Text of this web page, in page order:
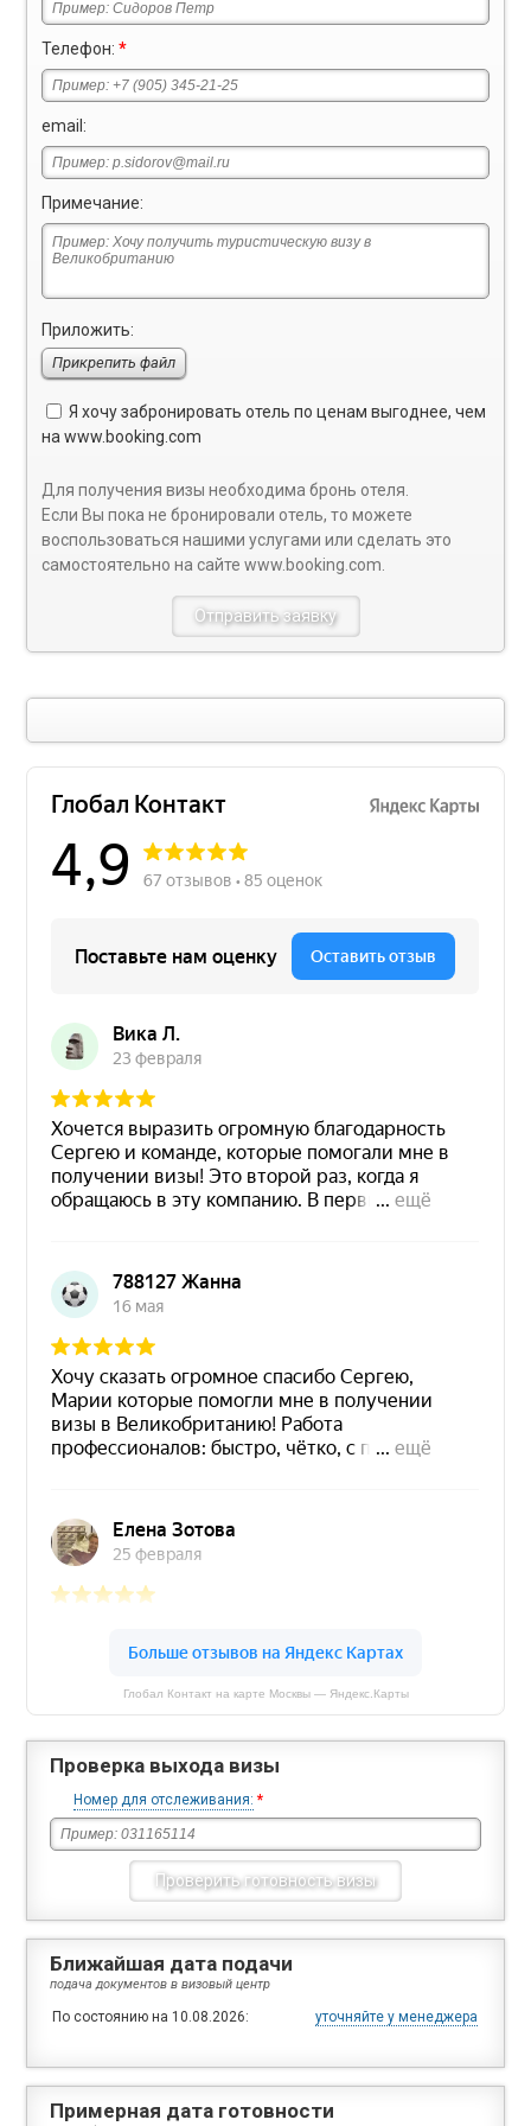
Телефон:*
email:
Примечание:
Приложить:
Прикрепить файл
Я хочу забронировать отель по ценам выгоднее, чем
наwww.booking.com
Для получения визы необходима бронь отеля.
Если Вы пока не бронировали отель, то можете
воспользоваться нашими услугами или сделать это
самостоятельно на сайтеwww.booking.com
Глобал Контакт на карте Москвы — Яндекс.Карты
Проверка выхода визы
Номер для отслеживания: *
Ближайшая дата подачи
подача документов в визовый центр
По состоянию на 10.08.2026: уточняйте у менеджера
Примерная дата готовности